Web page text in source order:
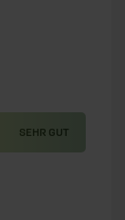
SEHR GUT